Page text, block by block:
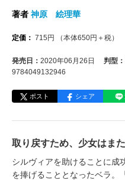
著者 神原 絵理華
定価： 715 円 （本体650円＋税）
発売日： 2020年06月26日 判型：
9784049132946
ポスト シェア
取り戻すため、少女はま
シルヴィアを助けることに成
を捧げることとなったベラ。